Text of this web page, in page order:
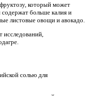
который может
больше калия и
листовые овощи и авокадо.
исследований,
солью для